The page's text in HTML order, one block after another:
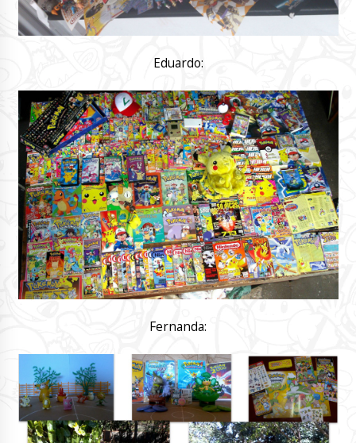
Eduardo:
Fernanda: